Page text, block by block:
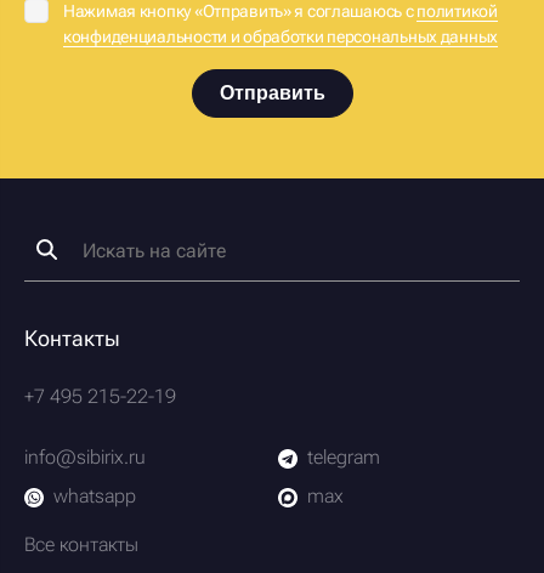
Нажимая кнопку «Отправить» я соглашаюсь сполитикой
конфиденциальности и обработки персональных данных
Отправить
Контакты
+7 495 215-22-19
info@sibirix.ru
telegram
whatsapp
max
Все контакты